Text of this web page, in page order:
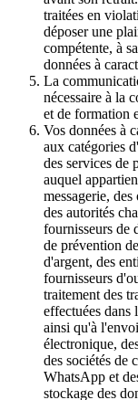
traitées en
déposer une
compétente, à
données à
La
nécessaire à la
et de formation
Vos données à
aux catégories
des services de
auquel
messagerie,
des autorités
fournisseurs de
de prévention
d'argent, des
fournisseurs
traitement des
effectuées dans
ainsi qu'à
électronique,
des sociétés de
WhatsApp et
stockage des